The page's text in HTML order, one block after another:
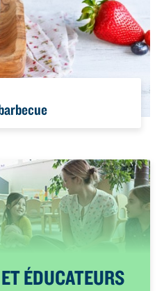
ÉDUCATEURS